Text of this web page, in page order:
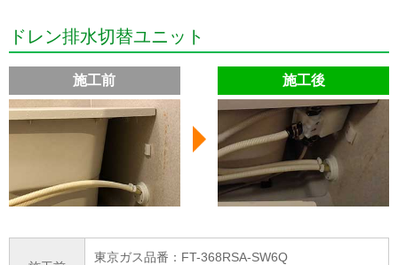
ドレン排水切替ユニット
施工前 施工後
東京ガス品番：FT-368RSA-SW6Q